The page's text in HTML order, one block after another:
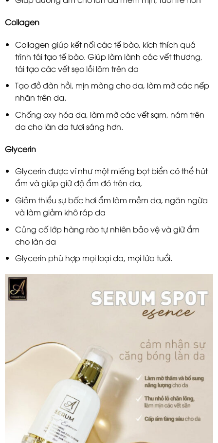
Collagen
Collagen giúp kết nối các tế bào, kích thích quá
trình tái tạo tế bào. Giúp làm lành các vết thương,
tái tạo các vết sẹo lồi lõm trên da
Tạo đồ đàn hồi, mịn màng cho da, làm mờ các nếp
nhăn trên da.
Chống oxy hóa da, làm mờ các vết sạm, nám trên
da cho làn da tươi sáng hơn.
Glycerin
Glycerin được ví như một miếng bọt biển có thể hút
ẩm và giúp giữ độ ẩm đó trên da,
Giảm thiểu sự bốc hơi ẩm làm mềm da, ngăn ngừa
và làm giảm khô ráp da
Củng cố lớp hàng rào tự nhiên bảo vệ và giữ ẩm
cho làn da
Glycerin phù hợp mọi loại da, mọi lứa tuổi.